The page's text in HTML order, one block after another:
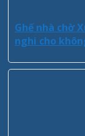
Ghế nhà chờ
nghi cho